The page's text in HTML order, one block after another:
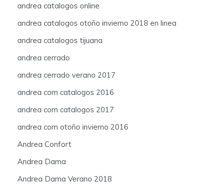
andrea catalogos online
andrea catalogos otoño invierno 2018 en linea
andrea catalogos tijuana
andrea cerrado
andrea cerrado verano 2017
andrea com catalogos 2016
andrea com catalogos 2017
andrea com otoño invierno 2016
Andrea Confort
Andrea Dama
Andrea Dama Verano 2018